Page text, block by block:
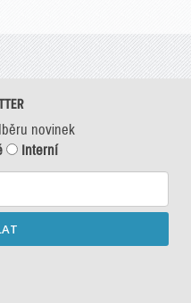
novinek
Interní